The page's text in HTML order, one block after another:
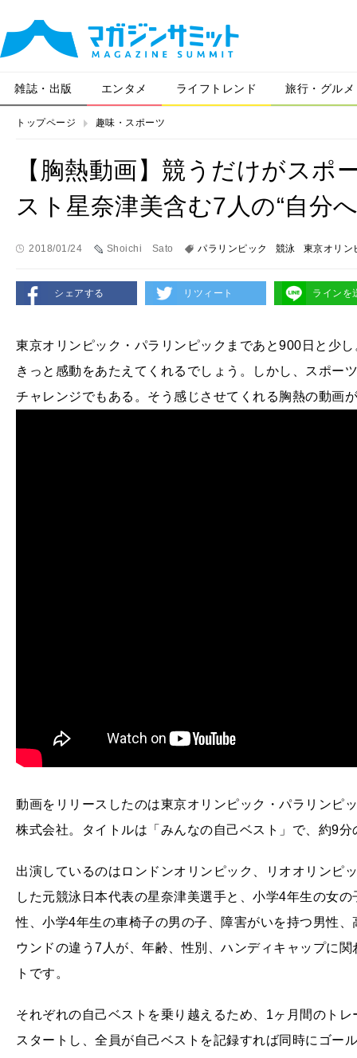
雑誌・出版 エンタメ ライフトレンド 旅行・グルメ
トップページ 趣味・スポーツ
【胸熱動画】競うだけがスポ
スト星奈津美含む7人の“自分
2018/01/24 Shoichi Sato パラリンピック 競泳 東京オリン
シェアする リツィート ラインを
東京オリンピック・パラリンピックまであと900日と少
きっと感動をあたえてくれるでしょう。しかし、スポー
チャレンジでもある。そう感じさせてくれる胸熱の動画
動画をリリースしたのは東京オリンピック・パラリンピ
株式会社。タイトルは「みんなの自己ベスト」で、約9
出演しているのはロンドンオリンピック、リオオリンピ
した元競泳日本代表の星奈津美選手と、小学4年生の女
性、小学4年生の車椅子の男の子、障害がいを持つ男性
ウンドの違う7人が、年齢、性別、ハンディキャップに
トです。
それぞれの自己ベストを乗り越えるため、1ヶ月間のト
スタートし、全員が自己ベストを記録すれば同時にゴー